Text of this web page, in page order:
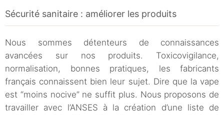
Sécurité sanitaire : améliorer les produits
Nous sommes détenteurs de connaissances
avancées sur nos produits. Toxicovigilance,
normalisation, bonnes pratiques, les fabricants
français connaissent bien leur sujet. Dire que la vape
est “moins nocive” ne suffit plus. Nous proposons de
travailler avec l’ANSES à la création d’une liste de